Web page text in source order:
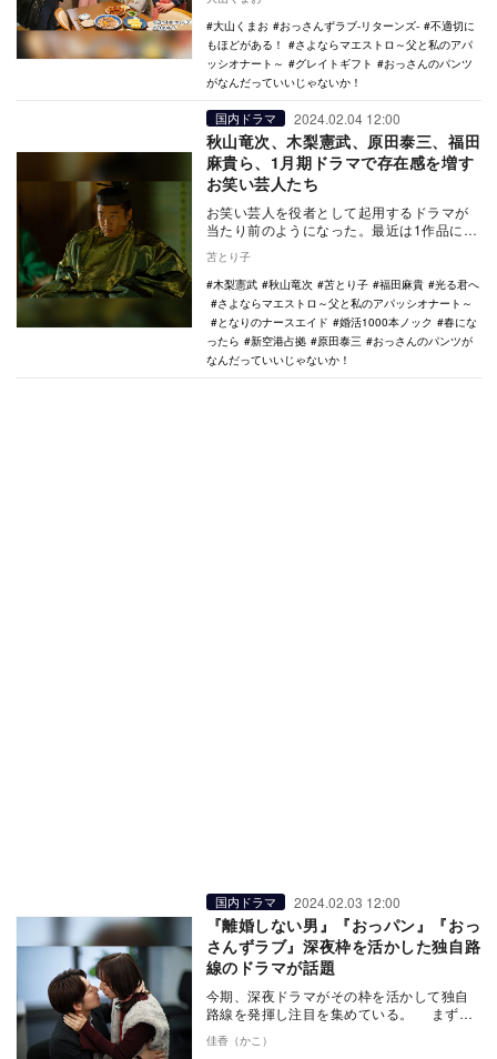
医者でも刑事で…
大山くまお
おっさんずラブ-リターンズ-
不適切に
もほどがある！
さよならマエストロ～父と私のアパ
ッシオナート～
グレイトギフト
おっさんのパンツ
がなんだっていいじゃないか！
国内ドラマ 2024.02.04 12:00
秋山竜次、木梨憲武、原田泰三、福田
麻貴ら、1月期ドラマで存在感を増す
お笑い芸人たち
お笑い芸人を役者として起用するドラマが
当たり前のようになった。最近は1作品に1
はなく、特に…
苫とり子
木梨憲武
秋山竜次 苫とり子 福田麻貴
光る君へ
さよならマエストロ～父と私のアパッシオナート～
となりのナースエイド
婚活1000本ノック
春にな
ったら
新空港占拠 原田泰三
おっさんのパンツが
なんだっていいじゃないか！
国内ドラマ 2024.02.03 12:00
『離婚しない男』『おっパン』『おっ
さんずラブ』深夜枠を活かした独自路
線のドラマが話題
今期、深夜ドラマがその枠を活かして独自
路線を発揮し注目を集めている。 まずは
過激な内容とキャスティングが相まって話
題騒然の『…
佳香（かこ）